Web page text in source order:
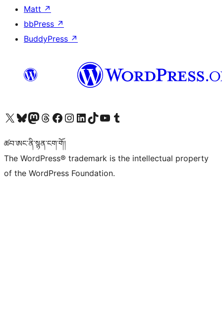
Matt ↗
bbPress ↗
BuddyPress ↗
Visit our X (formerly Twitter) account
Visit our Bluesky account
Visit our Mastodon account
Visit our Threads account
Visit our Facebook page
Visit our Instagram account
Visit our LinkedIn account
Visit our TikTok account
Visit our YouTube channel
Visit our Tumblr account
ཚབ་ཨང་ནི་སྙན་ངག་གོ།
The WordPress® trademark is the intellectual property
of the WordPress Foundation.